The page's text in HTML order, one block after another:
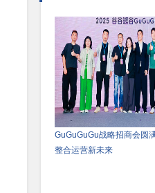
GuGuGuGu战略招商会圆
整合运营新未来